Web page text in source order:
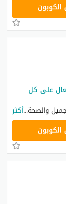
مجاني 2026 خصم فعال على كل
والصحة...أكثر